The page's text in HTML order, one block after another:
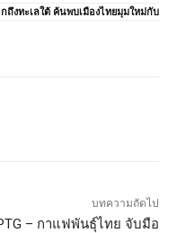
งทะเลใต้ ค้นพบเมืองไทยมุมใหม่กับ
บทความถัดไป
– กาแฟพันธุ์ไทย จับมือ